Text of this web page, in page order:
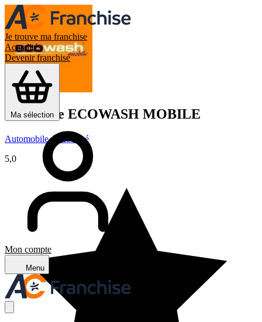
Je trouve ma franchise
Actualités
Devenir franchisé
Ma sélection
Mon compte
Menu
Franchise ECOWASH MOBILE
Automobile – Mobilité
5,0